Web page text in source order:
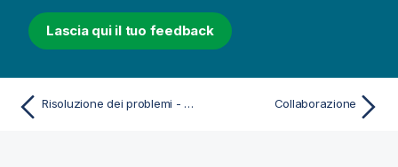
Lascia qui il tuo feedback
Risoluzione dei problemi - Individuazione Collaborazione